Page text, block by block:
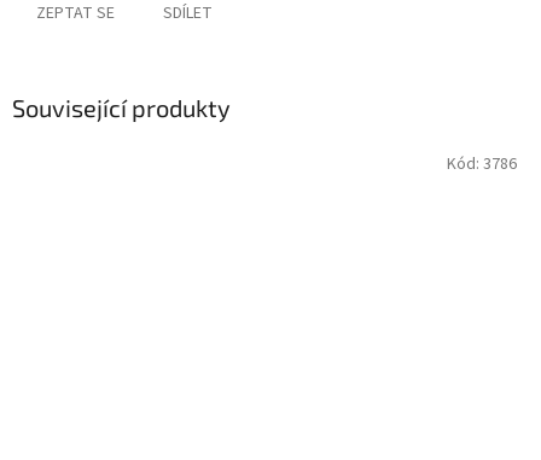
ZEPTAT SE SDÍLET
Související produkty
Kód: 3786